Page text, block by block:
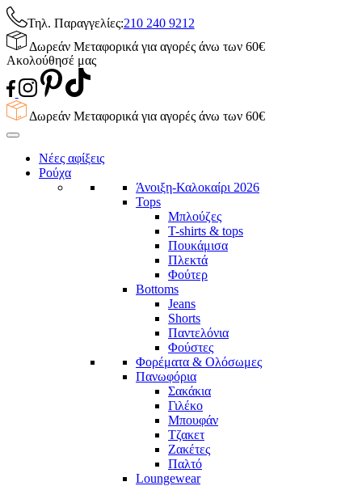
Τηλ. Παραγγελίες:210 240 9212
Δωρεάν Μεταφορικά για αγορές άνω των 60€
Ακολούθησέ μας
Δωρεάν Μεταφορικά για αγορές άνω των 60€
Νέες αφίξεις
Ρούχα
Άνοιξη-Καλοκαίρι 2026
Tops
Μπλούζες
T-shirts & tops
Πουκάμισα
Πλεκτά
Φούτερ
Bottoms
Jeans
Shorts
Παντελόνια
Φούστες
Φορέματα & Ολόσωμες
Πανωφόρια
Σακάκια
Γιλέκο
Μπουφάν
Τζακετ
Ζακέτες
Παλτό
Loungewear